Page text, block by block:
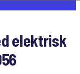
elektrisk